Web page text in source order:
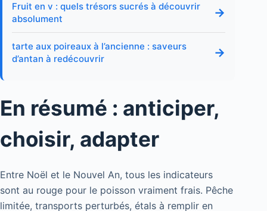
Fruit en v : quels trésors sucrés à découvrir
absolument
→
tarte aux poireaux à l’ancienne : saveurs
d’antan à redécouvrir
→
En résumé : anticiper,
choisir, adapter
Entre Noël et le Nouvel An, tous les indicateurs
sont au rouge pour le poisson vraiment frais. Pêche
limitée, transports perturbés, étals à remplir en